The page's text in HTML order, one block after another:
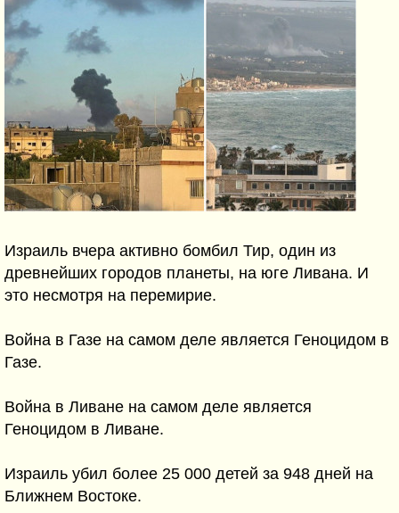
Израиль вчера активно бомбил Тир, один из
древнейших городов планеты, на юге Ливана. И
это несмотря на перемирие.
Война в Газе на самом деле является Геноцидом в
Газе.
Война в Ливане на самом деле является
Геноцидом в Ливане.
Израиль убил более 25 000 детей за 948 дней на
Ближнем Востоке.